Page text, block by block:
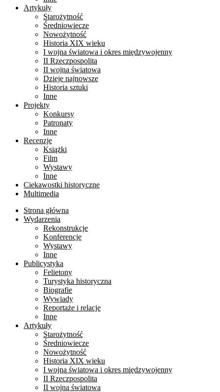
Artykuły
Starożytność
Średniowiecze
Nowożytność
Historia XIX wieku
I wojna światowa i okres międzywojenny
II Rzeczpospolita
II wojna światowa
Dzieje najnowsze
Historia sztuki
Inne
Projekty
Konkursy
Patronaty
Inne
Recenzje
Książki
Film
Wystawy
Inne
Ciekawostki historyczne
Multimedia
Strona główna
Wydarzenia
Rekonstrukcje
Konferencje
Wystawy
Inne
Publicystyka
Felietony
Turystyka historyczna
Biografie
Wywiady
Reportaże i relacje
Inne
Artykuły
Starożytność
Średniowiecze
Nowożytność
Historia XIX wieku
I wojna światowa i okres międzywojenny
II Rzeczpospolita
II wojna światowa